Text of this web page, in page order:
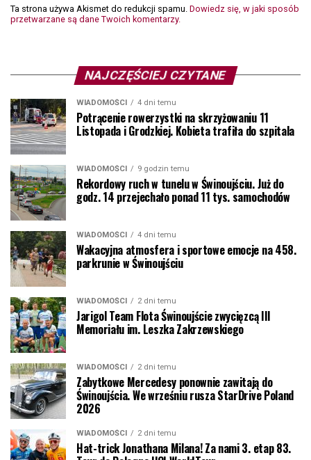
Ta strona używa Akismet do redukcji spamu. Dowiedz się, w jaki sposób
przetwarzane są dane Twoich komentarzy.
NAJCZĘŚCIEJ CZYTANE
WIADOMOŚCI 4 dni temu
Potrącenie rowerzystki na skrzyżowaniu 11
Listopada i Grodzkiej. Kobieta trafiła do szpitala
WIADOMOŚCI 9 godzin temu
Rekordowy ruch w tunelu w Świnoujściu. Już do
godz. 14 przejechało ponad 11 tys. samochodów
WIADOMOŚCI 4 dni temu
Wakacyjna atmosfera i sportowe emocje na 458.
parkrunie w Świnoujściu
WIADOMOŚCI 2 dni temu
Jarigol Team Flota Świnoujście zwycięzcą III
Memoriału im. Leszka Zakrzewskiego
WIADOMOŚCI 2 dni temu
Zabytkowe Mercedesy ponownie zawitają do
Świnoujścia. We wrześniu rusza StarDrive Poland
2026
WIADOMOŚCI 2 dni temu
Hat-trick Jonathana Milana! Za nami 3. etap 83.